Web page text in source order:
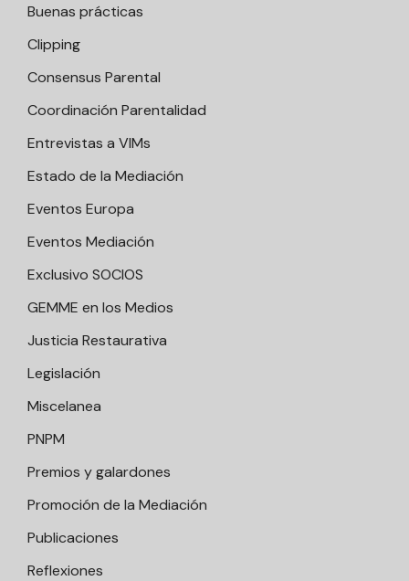
Buenas prácticas
Clipping
Consensus Parental
Coordinación Parentalidad
Entrevistas a VIMs
Estado de la Mediación
Eventos Europa
Eventos Mediación
Exclusivo SOCIOS
GEMME en los Medios
Justicia Restaurativa
Legislación
Miscelanea
PNPM
Premios y galardones
Promoción de la Mediación
Publicaciones
Reflexiones